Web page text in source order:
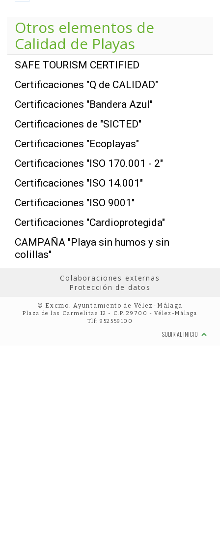
Otros elementos de
Calidad de Playas
SAFE TOURISM CERTIFIED
Certificaciones "Q de CALIDAD"
Certificaciones "Bandera Azul"
Certificaciones de "SICTED"
Certificaciones "Ecoplayas"
Certificaciones "ISO 170.001 - 2"
Certificaciones "ISO 14.001"
Certificaciones "ISO 9001"
Certificaciones "Cardioprotegida"
CAMPAÑA "Playa sin humos y sin
colillas"
Colaboraciones externas
Protección de datos
© Excmo. Ayuntamiento de Vélez-Málaga
Plaza de las Carmelitas 12 - C.P. 29700 - Vélez-Málaga
Tlf: 952559100
SUBIR AL INICIO